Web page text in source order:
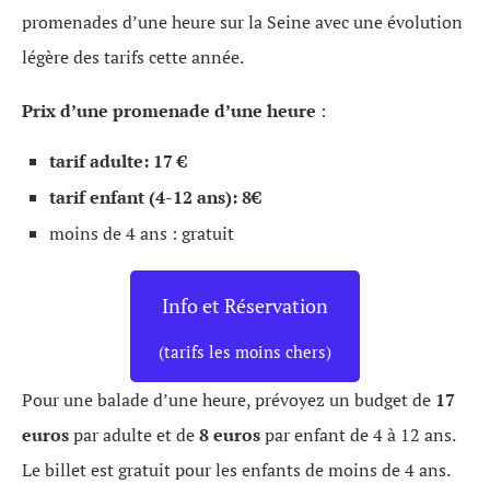
promenades d’une heure sur la Seine avec une évolution
légère des tarifs cette année.
Prix d’une promenade d’une heure :
tarif adulte: 17 €
tarif enfant (4-12 ans): 8€
moins de 4 ans : gratuit
Info et Réservation
(tarifs les moins chers)
Pour une balade d’une heure, prévoyez un budget de 17
eurospar adulte et de8 eurospar enfant de 4 à 12 ans.
Le billet est gratuit pour les enfants de moins de 4 ans.